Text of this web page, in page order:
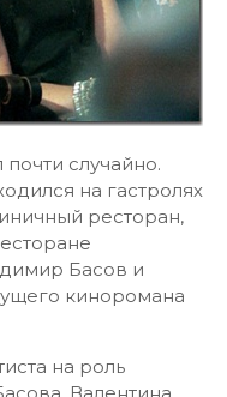
случайно.
на гастролях
ресторан,
Басов и
киноромана
на роль